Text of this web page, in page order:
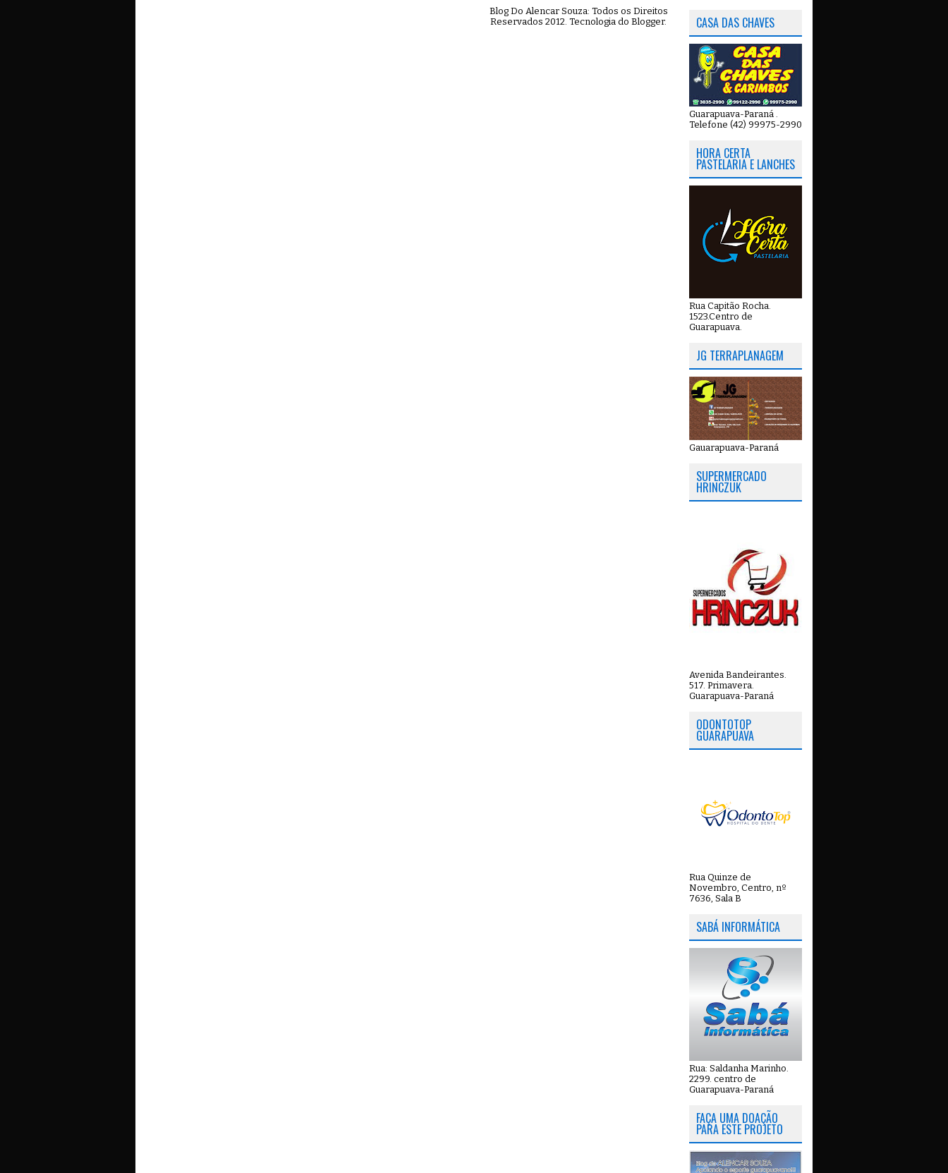
Blog Do Alencar Souza: Todos os Direitos
Reservados 2012. Tecnologia do Blogger. CASA DAS CHAVES
Guarapuava-Paraná .
Telefone (42) 99975-2990
HORA CERTA
PASTELARIA E LANCHES
Rua Capitão Rocha.
1523.Centro de
Guarapuava.
JG TERRAPLANAGEM
Gauarapuava-Paraná
SUPERMERCADO
HRINCZUK
Avenida Bandeirantes.
517. Primavera.
Guarapuava-Paraná
ODONTOTOP
GUARAPUAVA
Rua Quinze de
Novembro, Centro, nº
7636, Sala B
SABÁ INFORMÁTICA
Rua: Saldanha Marinho.
2299. centro de
Guarapuava-Paraná
FAÇA UMA DOAÇÃO
PARA ESTE PROJETO